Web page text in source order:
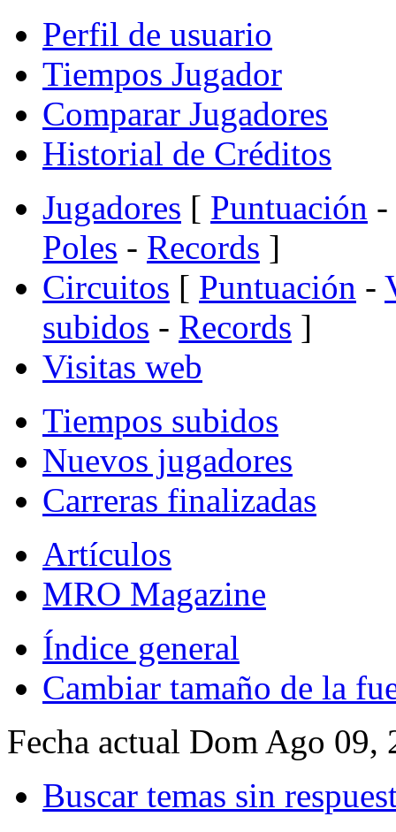
Perfil de usuario
Tiempos Jugador
Comparar Jugadores
Historial de Créditos
Jugadores [ Puntuación -
Poles - Records ]
Circuitos [ Puntuación -
subidos - Records ]
Visitas web
Tiempos subidos
Nuevos jugadores
Carreras finalizadas
Artículos
MRO Magazine
Índice general
Cambiar tamaño de la
Fecha actual Dom Ago 09,
Buscar temas sin